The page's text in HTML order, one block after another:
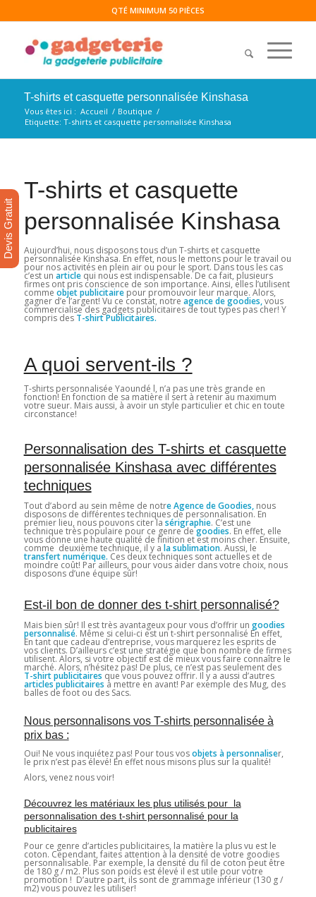
QTÉ MINIMUM 50 PIÈCES
T-shirts et casquette personnalisée Kinshasa
Vous êtes ici : Accueil / Boutique /
Etiquette: T-shirts et casquette personnalisée Kinshasa
T-shirts et casquette
personnalisée Kinshasa
Aujourd’hui, nous disposons tous d’un T-shirts et casquette
personnalisée Kinshasa. En effet, nous le mettons pour le travail ou
pour nos activités en plein air ou pour le sport. Dans tous les cas
c’est un articlequi nous est indispensable. De ca fait, plusieurs
firmes ont pris conscience de son importance. Ainsi, elles l’utilisent
comme objet publicitairepour promouvoir leur marque. Alors,
gagner d’e l’argent! Vu ce constat, notre agence de goodies,vous
commercialise des gadgets publicitaires de tout types pas cher! Y
compris des T-shirt Publicitaires.
A quoi servent-ils ?
T-shirts personnalisée Yaoundé l, n’a pas une très grande en
fonction! En fonction de sa matière il sert à retenir au maximum
votre sueur. Mais aussi, à avoir un style particulier et chic en toute
circonstance!
Personnalisation des T-shirts et casquette
personnalisée Kinshasa avec différentes
techniques
Tout d’abord au sein même de notre Agence de Goodies,nous
disposons de différentes techniques de personnalisation. En
premier lieu, nous pouvons citer la sérigraphie. C’est une
technique très populaire pour ce genre degoodies. En effet, elle
vous donne une haute qualité de finition et est moins cher. Ensuite,
comme deuxième technique, il y a la sublimation. Aussi, le
transfert numérique. Ces deux techniques sont actuelles et de
moindre coût! Par ailleurs, pour vous aider dans votre choix, nous
disposons d’une équipe sûr!
Est-il bon de donner des t-shirt personnalisé?
Mais bien sûr! Il est très avantageux pour vous d’offrir un goodies
personnalisé. Même si celui-ci est un t-shirt personnalisé En effet,
En tant que cadeau d’entreprise, vous marquerez les esprits de
vos clients. D’ailleurs c’est une stratégie que bon nombre de firmes
utilisent. Alors, si votre objectif est de mieux vous faire connaître le
marché. Alors, n’hésitez pas! De plus, ce n’est pas seulement des
T-shirt publicitaires que vous pouvez offrir. Il y a aussi d’autres
articles publicitaires à mettre en avant! Par exemple des Mug, des
balles de foot ou des Sacs.
Nous personnalisons vos T-shirts personnalisée à
prix bas :
Oui! Ne vous inquiétez pas! Pour tous vosobjets à personnaliser,
le prix n’est pas élevé! En effet nous misons plus sur la qualité!
Alors, venez nous voir!
Découvrez les matériaux les plus utilisés pour la
personnalisation des t-shirt personnalisé pour la
publicitaires
Pour ce genre d’articles publicitaires, la matière la plus vu est le
coton. Cependant, faites attention à la densité de votre goodies
personnalisable. Par exemple, la densité du fil de coton peut être
de 180 g / m2. Plus son poids est élevé il est utile pour votre
promotion ! D’autre part, ils sont de grammage inférieur (130 g /
m2) vous pouvez les utiliser!
Devis Gratuit